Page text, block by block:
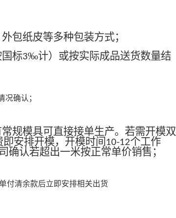
包纸皮等多种包装方式；
标3‰计）或按实际成品送货数量结
况确认；
规模具可直接接单生产。若需开模双
安排开模，开模时间 10-12个工作
确认若超出一米按正常单价销售；
付清余款后立即安排相关出货